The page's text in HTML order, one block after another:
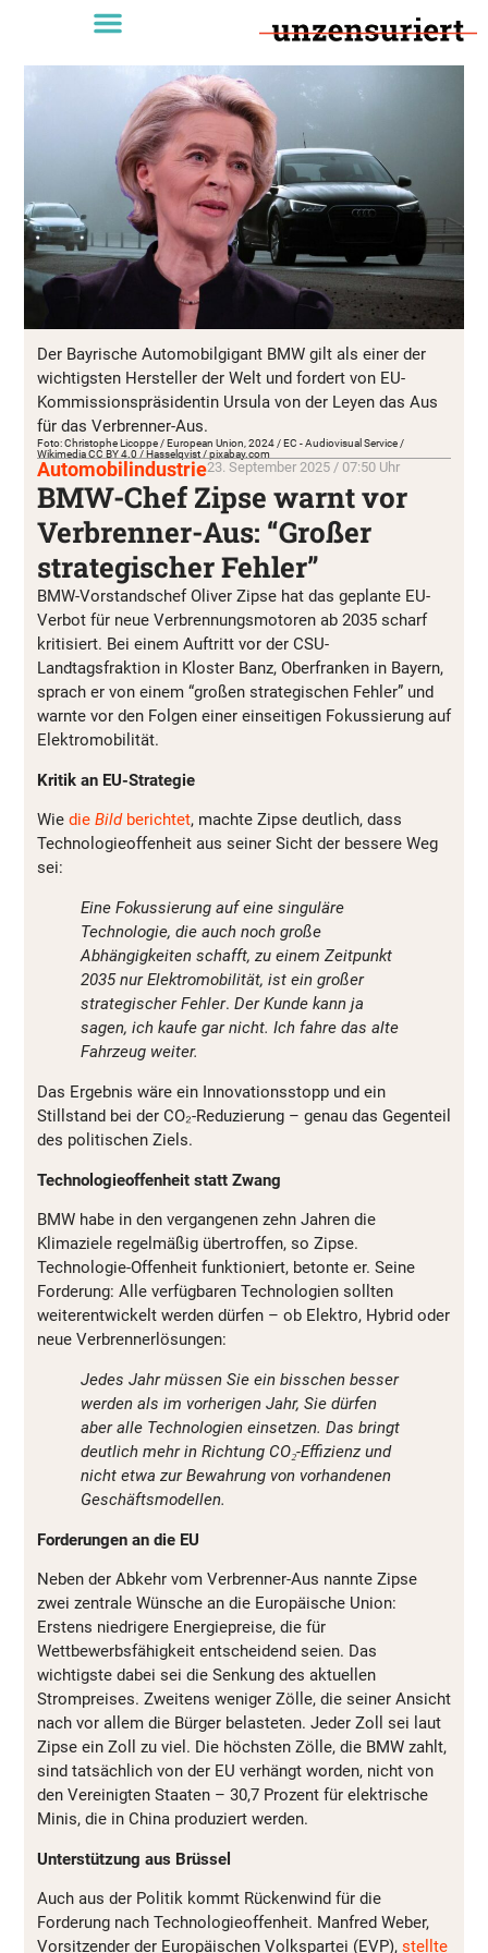
Der Bayrische Automobilgigant BMW gilt als einer der
wichtigsten Hersteller der Welt und fordert von EU-
Kommissionspräsidentin Ursula von der Leyen das Aus
für das Verbrenner-Aus.
Foto: Christophe Licoppe / European Union, 2024 / EC - Audiovisual Service /
Wikimedia CC BY 4.0 / Hasselqvist / pixabay.com
Automobilindustrie23. September 2025 / 07:50 Uhr
BMW-Chef Zipse warnt vor
Verbrenner-Aus: “Großer
strategischer Fehler”
BMW-Vorstandschef Oliver Zipse hat das geplante EU-
Verbot für neue Verbrennungsmotoren ab 2035 scharf
kritisiert. Bei einem Auftritt vor der CSU-
Landtagsfraktion in Kloster Banz, Oberfranken in Bayern,
sprach er von einem “großen strategischen Fehler” und
warnte vor den Folgen einer einseitigen Fokussierung auf
Elektromobilität.
Kritik an EU-Strategie
Wie die Bildberichtet, machte Zipse deutlich, dass
Technologieoffenheit aus seiner Sicht der bessere Weg
sei:
Eine Fokussierung auf eine singuläre
Technologie, die auch noch große
Abhängigkeiten schafft, zu einem Zeitpunkt
2035 nur Elektromobilität, ist ein großer
strategischer Fehler. Der Kunde kann ja
sagen, ich kaufe gar nicht. Ich fahre das alte
Fahrzeug weiter.
Das Ergebnis wäre ein Innovationsstopp und ein
Stillstand bei der CO₂-Reduzierung – genau das Gegenteil
des politischen Ziels.
Technologieoffenheit statt Zwang
BMW habe in den vergangenen zehn Jahren die
Klimaziele regelmäßig übertroffen, so Zipse.
Technologie-Offenheit funktioniert, betonte er. Seine
Forderung: Alle verfügbaren Technologien sollten
weiterentwickelt werden dürfen – ob Elektro, Hybrid oder
neue Verbrennerlösungen:
Jedes Jahr müssen Sie ein bisschen besser
werden als im vorherigen Jahr, Sie dürfen
aber alle Technologien einsetzen. Das bringt
deutlich mehr in Richtung CO₂-Effizienz und
nicht etwa zur Bewahrung von vorhandenen
Geschäftsmodellen.
Forderungen an die EU
Neben der Abkehr vom Verbrenner-Aus nannte Zipse
zwei zentrale Wünsche an die Europäische Union:
Erstens niedrigere Energiepreise, die für
Wettbewerbsfähigkeit entscheidend seien. Das
wichtigste dabei sei die Senkung des aktuellen
Strompreises. Zweitens weniger Zölle, die seiner Ansicht
nach vor allem die Bürger belasteten. Jeder Zoll sei laut
Zipse ein Zoll zu viel. Die höchsten Zölle, die BMW zahlt,
sind tatsächlich von der EU verhängt worden, nicht von
den Vereinigten Staaten – 30,7 Prozent für elektrische
Minis, die in China produziert werden.
Unterstützung aus Brüssel
Auch aus der Politik kommt Rückenwind für die
Forderung nach Technologieoffenheit. Manfred Weber,
Vorsitzender der Europäischen Volkspartei (EVP), stellte